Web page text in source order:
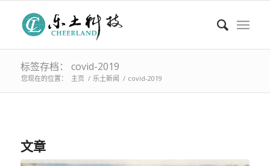
标签存档： covid-2019
您现在的位置： 主页 / 乐土新闻 / covid-2019
文章